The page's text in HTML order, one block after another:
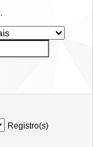
Registro(s)